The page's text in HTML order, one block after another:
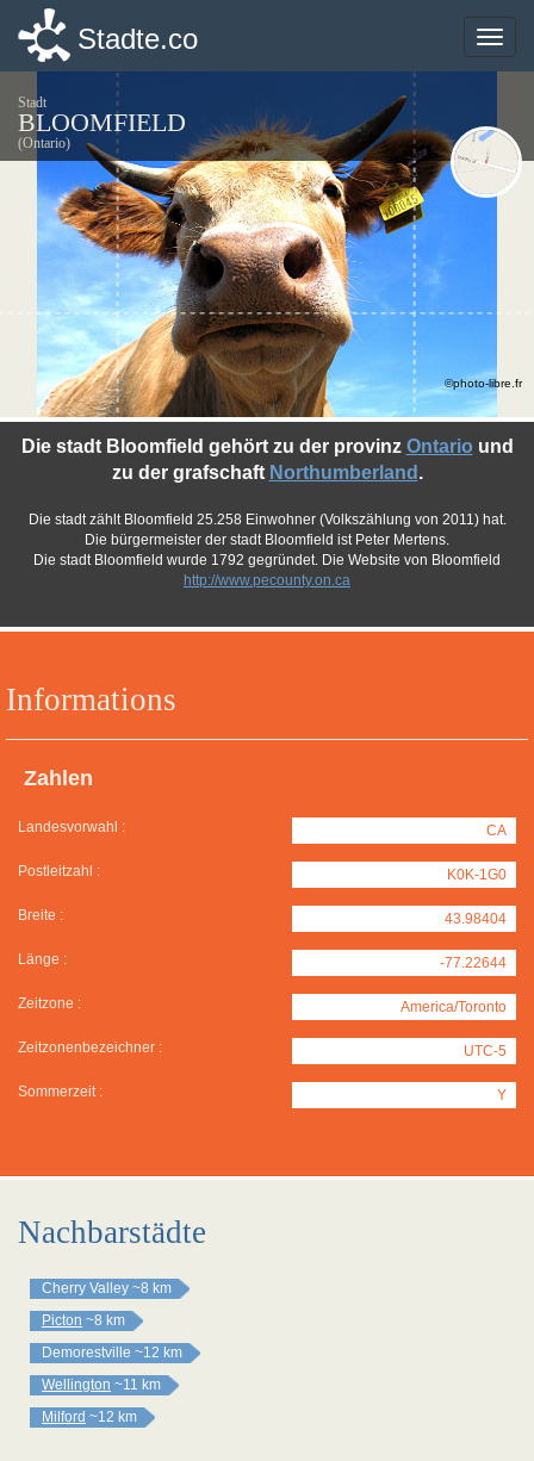
Toggle
Stadte.co
Stadt
BLOOMFIELD
(Ontario)
Informations
Zahlen
Landesvorwahl : CA
Postleitzahl : K0K-1G0
Breite : 43.98404
Länge : -77.22644
Zeitzone : America/Toronto
Zeitzonenbezeichner : UTC-5
Sommerzeit : Y
Die stadt Bloomfield gehört zu der provinz Ontario und
zu der grafschaft Northumberland .
Die stadt zählt Bloomfield 25.258 Einwohner (Volkszählung von 2011) hat.
Die bürgermeister der stadt Bloomfield ist Peter Mertens.
Die stadt Bloomfield wurde 1792 gegründet. Die Website von Bloomfield
http://www.pecounty.on.ca
©photo-libre.fr
Nachbarstädte
Cherry Valley ~8 km
Picton ~8 km
Demorestville ~12 km
Wellington ~11 km
Milford ~12 km
Toggle
Stadte.co